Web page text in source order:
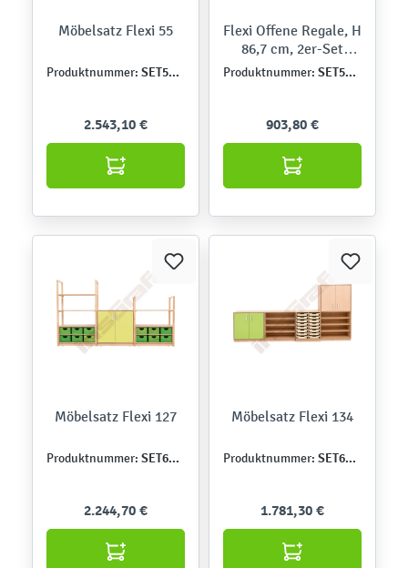
Möbelsatz Flexi 55
Produktnummer: SET5136
2.543,10 €
Flexi Offene Regale, H
86,7 cm, 2er-Set
(Flexi 81)
Produktnummer: SET5171
903,80 €
Möbelsatz Flexi 127
Produktnummer: SET6493
2.244,70 €
Möbelsatz Flexi 134
Produktnummer: SET6569
1.781,30 €